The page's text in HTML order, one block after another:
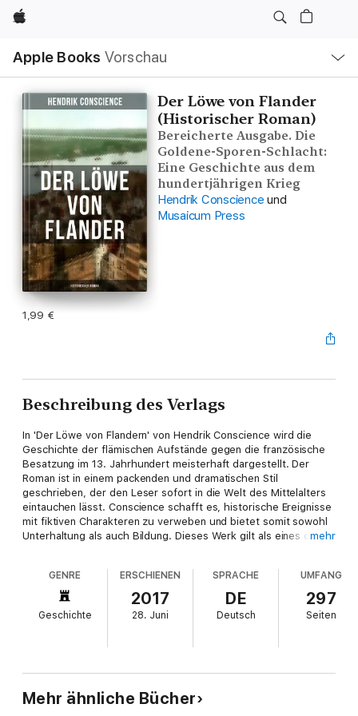
Apple
Apple Books Vorschau
Navigation
Menü
öffnen
Der Löwe von Flander
(Historischer Roman)
Bereicherte Ausgabe. Die
Goldene-Sporen-Schlacht:
Eine Geschichte aus dem
hundertjährigen Krieg
Hendrik Conscience und
Musaicum Press
1,99 €
Beschreibung des Verlags
In 'Der Löwe von Flandern' von Hendrik Conscience wird die
Geschichte der flämischen Aufstände gegen die französische
Besatzung im 13. Jahrhundert meisterhaft dargestellt. Der
Roman ist in einem packenden und dramatischen Stil
geschrieben, der den Leser sofort in die Welt des Mittelalters
eintauchen lässt. Conscience schafft es, historische Ereignisse
mit fiktiven Charakteren zu verweben und bietet somit sowohl
Unterhaltung als auch Bildung. Dieses Werk gilt als eines der
Flämischer, war ein Pionier der flämischen Bewegung und
setzte sich für die Anerkennung der flämischen Sprache und
Kultur ein. Sein Engagement für die nationale Identität spiegelt
sich in 'Der Löwe von Flandern' wider, das als Symbol für den
Werk das Bewusstsein für die Geschichte und Kultur Flanderns
historischer Romane und für diejenigen, die sich für die
mehr
GENRE
Geschichte
ERSCHIENEN
2017
28. Juni
SPRACHE
DE
Deutsch
UMFANG
297
Seiten
Mehr ähnliche Bücher